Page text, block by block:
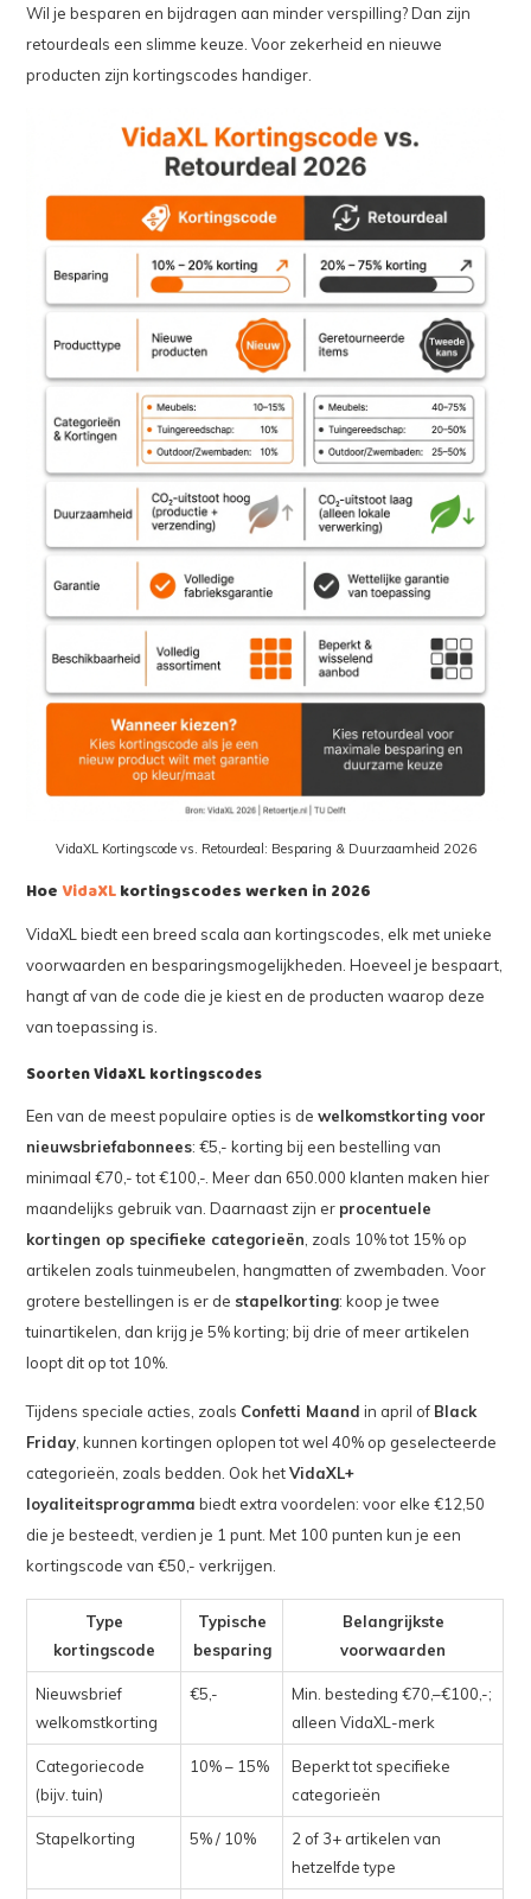
Wil je besparen en bijdragen aan minder verspilling? Dan zijn
retourdeals een slimme keuze. Voor zekerheid en nieuwe
producten zijn kortingscodes handiger.
VidaXL Kortingscode vs. Retourdeal: Besparing & Duurzaamheid 2026
HoeVidaXLkortingscodes werken in 2026
VidaXL biedt een breed scala aan kortingscodes, elk met unieke
voorwaarden en besparingsmogelijkheden. Hoeveel je bespaart,
hangt af van de code die je kiest en de producten waarop deze
van toepassing is.
Soorten VidaXL kortingscodes
Een van de meest populaire opties is dewelkomstkorting voor
nieuwsbriefabonnees: €5,- korting bij een bestelling van
minimaal €70,- tot €100,-. Meer dan 650.000 klanten maken hier
maandelijks gebruik van. Daarnaast zijn er procentuele
kortingen op specifieke categorieën , zoals 10% tot 15% op
artikelen zoals tuinmeubelen, hangmatten of zwembaden. Voor
grotere bestellingen is er de stapelkorting: koop je twee
tuinartikelen, dan krijg je 5% korting; bij drie of meer artikelen
loopt dit op tot 10%.
Tijdens speciale acties, zoals Confetti Maand in april of Black
Friday , kunnen kortingen oplopen tot wel 40% op geselecteerde
categorieën, zoals bedden. Ook hetVidaXL+
loyaliteitsprogramma biedt extra voordelen: voor elke €12,50
die je besteedt, verdien je 1 punt. Met 100 punten kun je een
kortingscode van €50,- verkrijgen.
Type
kortingscode
Typische
besparing
Belangrijkste
voorwaarden
Nieuwsbrief
welkomstkorting
€5,-
Min. besteding €70,–€100,-;
alleen VidaXL-merk
Categoriecode
(bijv. tuin)
10% – 15%
Beperkt tot specifieke
categorieën
Stapelkorting 5% / 10%
2 of 3+ artikelen van
hetzelfde type